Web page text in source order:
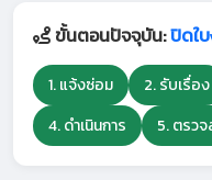
ขั้นตอนปัจจุบัน:ปิดใ
1. แจ้งซ่อม 2. รับเรื่อง
4. ดำเนินการ
5. ตรว